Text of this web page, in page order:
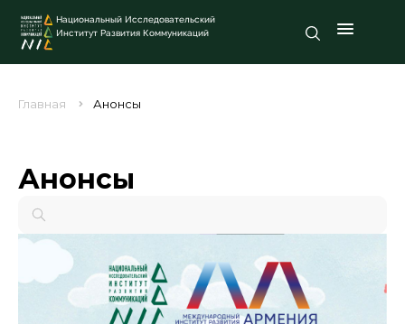
Национальный Исследовательский
Институт Развития Коммуникаций
Главная Анонсы
Анонсы